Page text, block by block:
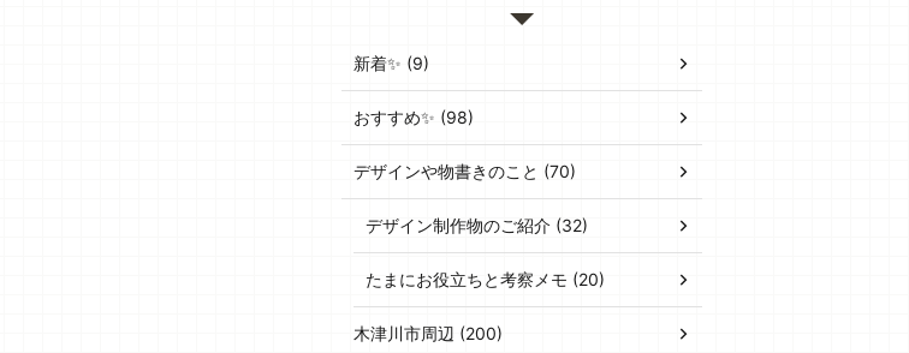
新着✨ (9)
おすすめ✨ (98)
デザインや物書きのこと (70)
デザイン制作物のご紹介 (32)
たまにお役立ちと考察メモ (20)
木津川市周辺 (200)